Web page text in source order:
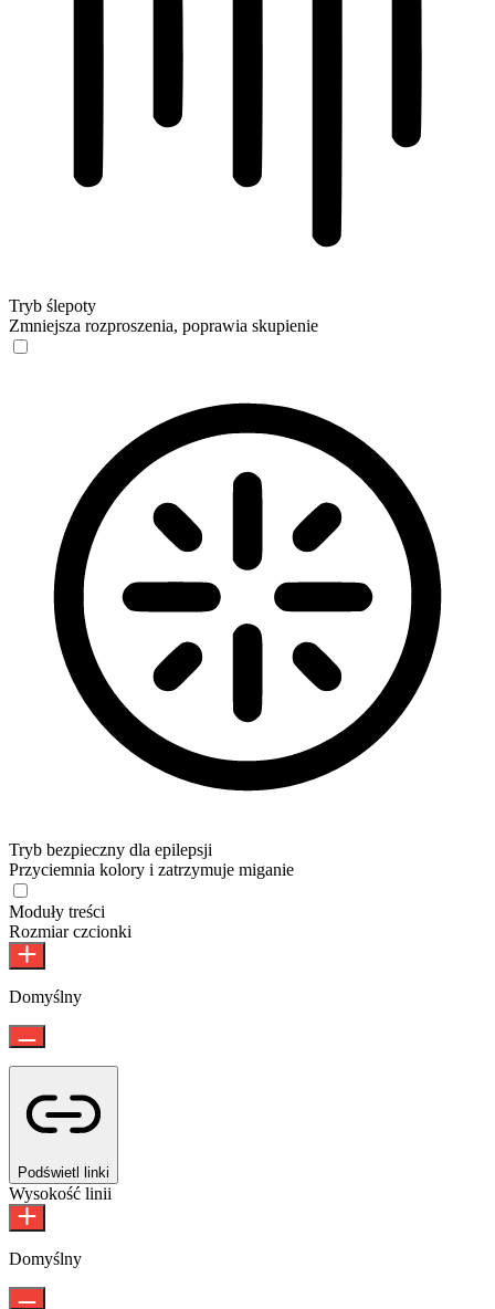
Tryb ślepoty
Zmniejsza rozproszenia, poprawia skupienie
Tryb bezpieczny dla epilepsji
Przyciemnia kolory i zatrzymuje miganie
Moduły treści
Rozmiar czcionki
Domyślny
Podświetl linki
Wysokość linii
Domyślny